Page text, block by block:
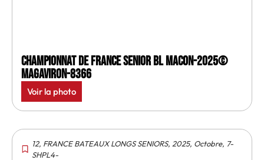
Championnat de France senior BL Macon-2025©
MagAviron-8366
Voir la photo
12, FRANCE BATEAUX LONGS SENIORS, 2025, Octobre, 7-
SHPL4-